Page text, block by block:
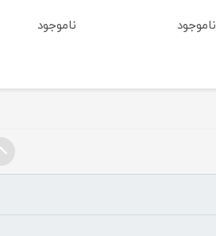
ناموجود ناموجود